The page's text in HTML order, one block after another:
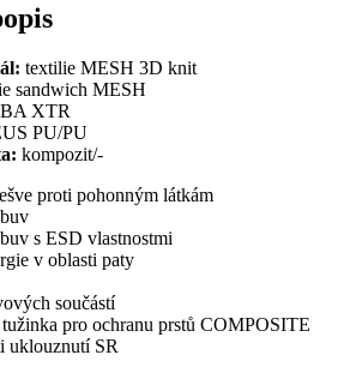
textilie MESH 3D knit
sandwich MESH
XTR
PU/PU
kompozit/-